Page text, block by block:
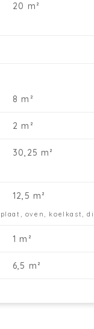
20 m²
8 m²
2 m²
30,25 m²
12,5 m²
oven, koelkast,
1 m²
6,5 m²